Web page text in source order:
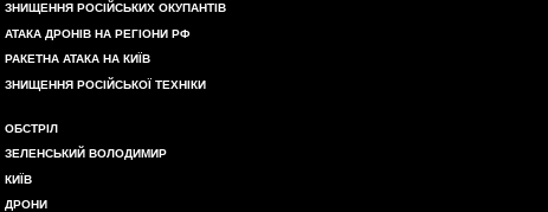
ЗНИЩЕННЯ РОСІЙСЬКИХ ОКУПАНТІВ
АТАКА ДРОНІВ НА РЕГІОНИ РФ
РАКЕТНА АТАКА НА КИЇВ
ЗНИЩЕННЯ РОСІЙСЬКОЇ ТЕХНІКИ
ОБСТРІЛ
ЗЕЛЕНСЬКИЙ ВОЛОДИМИР
КИЇВ
ДРОНИ